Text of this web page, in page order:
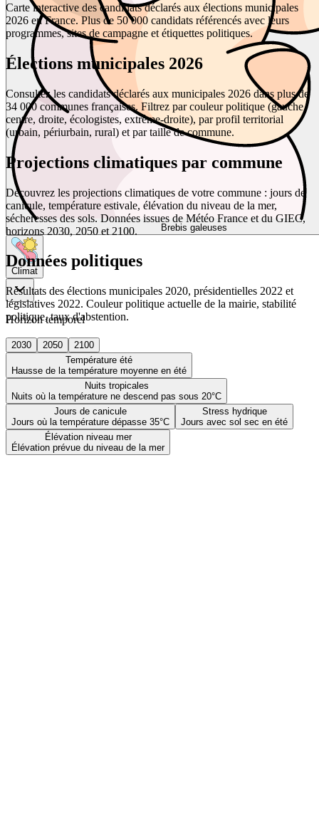
Brebis galeuses
Climat
Horizon temporel
2030 2050
2100
Température été
Hausse de la température moyenne en été
Nuits tropicales
Nuits où la température ne descend pas sous 20°C
Jours de canicule
Jours où la température dépasse 35°C
Stress hydrique
Jours avec sol sec en été
Élévation niveau mer
Élévation prévue du niveau de la mer
Carte interactive des candidats déclarés aux élections municipales
2026 en France. Plus de 50 000 candidats référencés avec leurs
programmes, sites de campagne et étiquettes politiques.
Élections municipales 2026
Consultez les candidats déclarés aux municipales 2026 dans plus de
34 000 communes françaises. Filtrez par couleur politique (gauche,
centre, droite, écologistes, extrême-droite), par profil territorial
(urbain, périurbain, rural) et par taille de commune.
Projections climatiques par commune
Découvrez les projections climatiques de votre commune : jours de
canicule, température estivale, élévation du niveau de la mer,
sécheresses des sols. Données issues de Météo France et du GIEC,
horizons 2030, 2050 et 2100.
Données politiques
Résultats des élections municipales 2020, présidentielles 2022 et
législatives 2022. Couleur politique actuelle de la mairie, stabilité
politique, taux d'abstention.